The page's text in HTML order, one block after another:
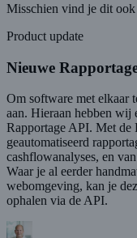
Misschien vind je dit ook
Product update
Nieuwe
Om software met elkaar
aan. Hieraan hebben wij
Rapportage API. Met de
geautomatiseerd
cashflowanalyses, en
Waar je al eerder
webomgeving, kan je
ophalen via de API.